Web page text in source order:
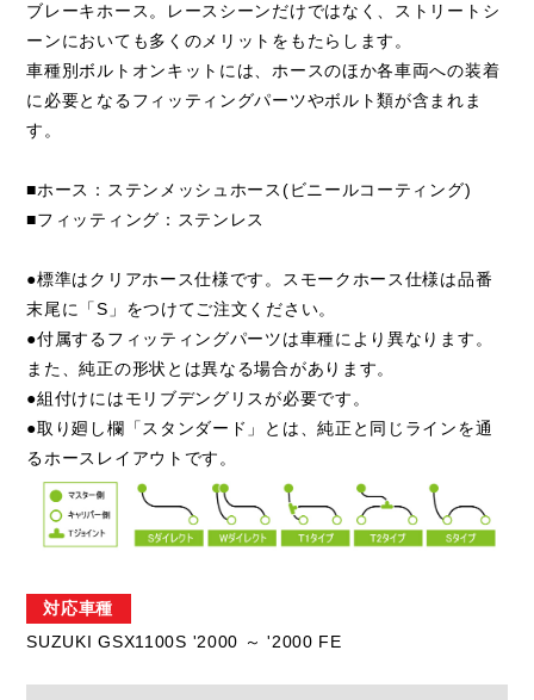
ブレーキホース。レースシーンだけではなく、ストリートシ
ーンにおいても多くのメリットをもたらします。
車種別ボルトオンキットには、ホースのほか各車両への装着
に必要となるフィッティングパーツやボルト類が含まれま
す。
■ホース：ステンメッシュホース(ビニールコーティング)
■フィッティング：ステンレス
●標準はクリアホース仕様です。スモークホース仕様は品番
末尾に「S」をつけてご注文ください。
●付属するフィッティングパーツは車種により異なります。
また、純正の形状とは異なる場合があります。
●組付けにはモリブデングリスが必要です。
●取り廻し欄「スタンダード」とは、純正と同じラインを通
るホースレイアウトです。
対応車種
SUZUKI GSX1100S '2000 ～ '2000 FE